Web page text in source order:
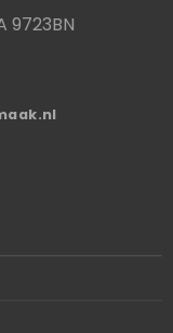
9723BN